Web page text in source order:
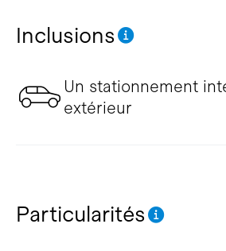
Inclusions
Un stationnement
extérieur
Particularités